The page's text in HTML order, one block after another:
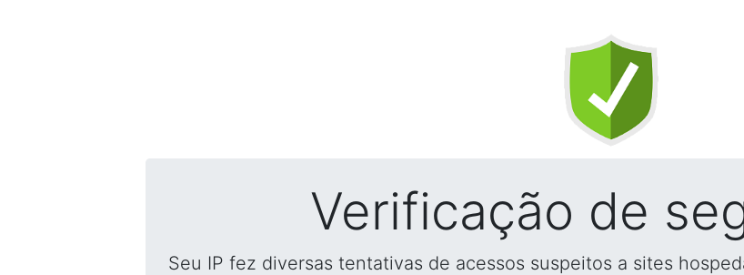
Verificação de
Seu IP fez diversas tentativas de acessos suspeitos a sites